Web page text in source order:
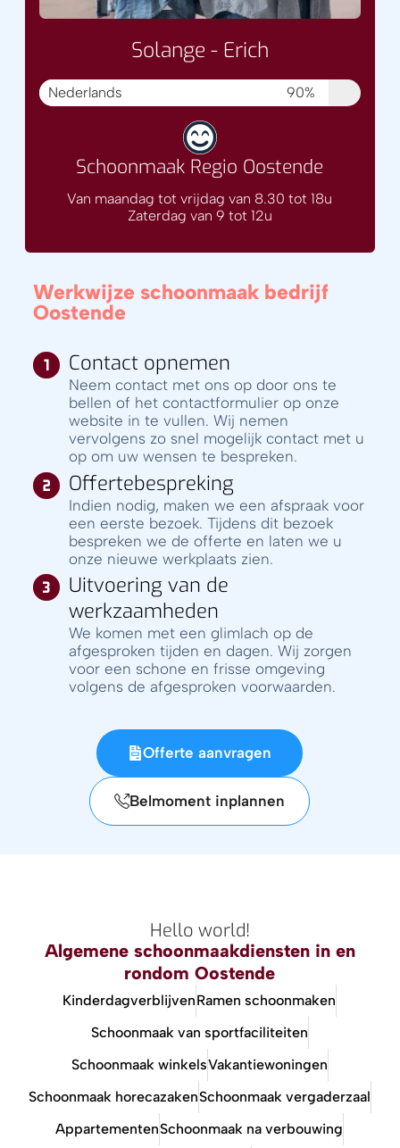
Solange - Erich
Nederlands 90%
Schoonmaak Regio Oostende
Van maandag tot vrijdag van 8.30 tot 18u
Zaterdag van 9 tot 12u
Werkwijze schoonmaak bedrijf
Oostende
Contact opnemen
Neem contact met ons op door ons te
bellen of het contactformulier op onze
website in te vullen. Wij nemen
vervolgens zo snel mogelijk contact met u
op om uw wensen te bespreken.
Offertebespreking
Indien nodig, maken we een afspraak voor
een eerste bezoek. Tijdens dit bezoek
bespreken we de offerte en laten we u
onze nieuwe werkplaats zien.
Uitvoering van de
werkzaamheden
We komen met een glimlach op de
afgesproken tijden en dagen. Wij zorgen
voor een schone en frisse omgeving
volgens de afgesproken voorwaarden.
Offerte aanvragen
Belmoment inplannen
Hello world!
Algemene schoonmaakdiensten in en
rondom Oostende
KinderdagverblijvenRamen schoonmaken
Schoonmaak van sportfaciliteiten
Schoonmaak winkelsVakantiewoningen
Schoonmaak horecazakenSchoonmaak vergaderzaal
AppartementenSchoonmaak na verbouwing